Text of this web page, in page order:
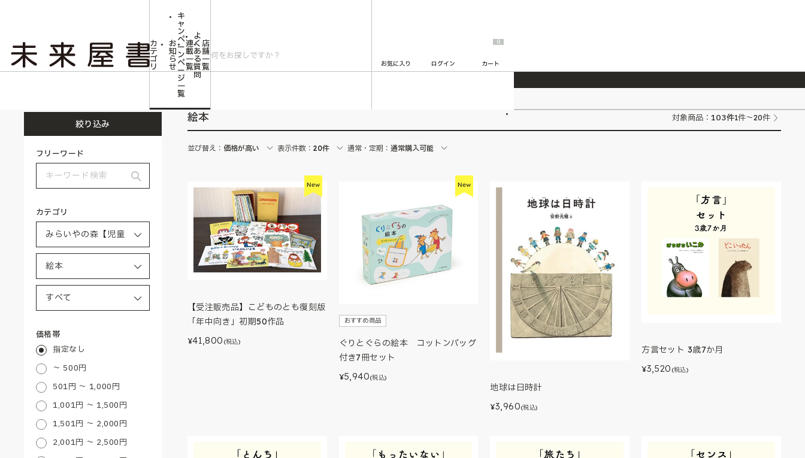
2026/7/23 『ONE PIECE magazine 021 ONE PIECEカード付き同梱版』発売延期のご案内
カ
テ
ゴ
リ
お
知
ら
せ
キ
ャ
ン
ペ
ー
ン
ペ
ー
ジ
一
覧
連
載
一
覧
よ
く
あ
る
質
問
店
舗
一
覧
お気に入り ログイン
0
カート
絞り込み
フリーワード
カテゴリ
価格帯
指定なし
～ 500円
501円 ～ 1,000円
1,001円 ～ 1,500円
1,501円 ～ 2,000円
2,001円 ～ 2,500円
絵本 対象商品： 103件1件～20件
並び替え： 価格が高い 表示件数： 20件 通常・定期： 通常購入可能
【受注販売品】こどものとも復刻版
「年中向き」初期50作品
¥41,800 (税込)
おすすめ商品
ぐりとぐらの絵本 コットンバッグ
付き7冊セット
¥5,940(税込)
地球は日時計
¥3,960(税込)
方言セット 3歳7か月
¥3,520 (税込)